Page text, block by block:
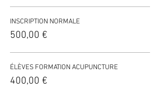
INSCRIPTION NORMALE
500,00 €
ÉLÈVES FORMATION ACUPUNCTURE
400,00 €